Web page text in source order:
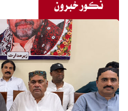
نڪور خبرون